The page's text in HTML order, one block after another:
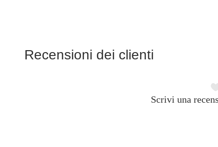
Recensioni dei clienti
Scrivi una